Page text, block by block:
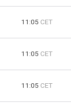
11:05 CET
11:05 CET
11:05 CET